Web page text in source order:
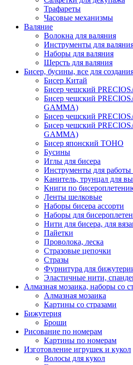
Трафареты
Часовые механизмы
Валяние
Волокна для валяния
Инструменты для
Наборы для валяния
Шерсть для валяния
Бисер, бусины, все для
Бисер Китай
Бисер чешский
Бисер чешский
GAMMA)
Бисер чешский
Бисер чешский
GAMMA)
Бисер японский TOHO
Бусины
Иглы для бисера
Инструменты для
Канитель, трунцал для
Книги по
Ленты шелковые
Наборы бисера ассорти
Наборы для
Нити для бисера, для
Пайетки
Проволока, леска
Стразовые цепочки
Стразы
Фурнитура для
Эластичные нити,
Алмазная мозаика, наборы со
Алмазная мозаика
Картины co стразами
Бижутерия
Броши
Рисование по номерам
Картины по номерам
Изготовление игрушек и кукол
Волосы для кукол